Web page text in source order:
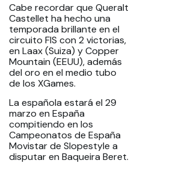
Cabe recordar que Queralt
Castellet ha hecho una
temporada brillante en el
circuito FIS con 2 victorias,
en Laax (Suiza) y Copper
Mountain (EEUU), además
del oro en el medio tubo
de los XGames.
La española estará el 29
marzo en España
compitiendo en los
Campeonatos de España
Movistar de Slopestyle a
disputar en Baqueira Beret.